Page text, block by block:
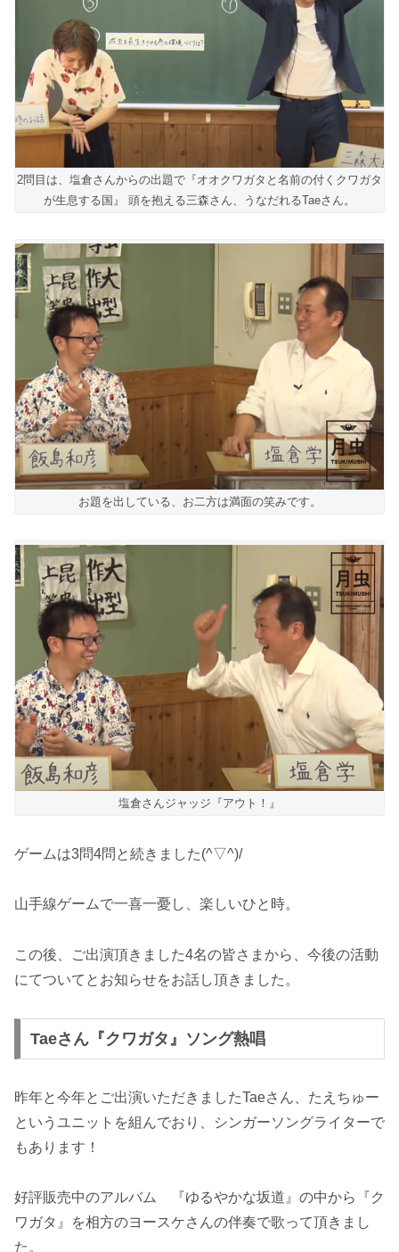
2問目は、塩倉さんからの出題で『オオクワガタと名前の付くクワガタ
が生息する国』 頭を抱える三森さん、うなだれるTaeさん。
お題を出している、お二方は満面の笑みです。
塩倉さんジャッジ『アウト！』
ゲームは3問4問と続きました(^▽^)/
山手線ゲームで一喜一憂し、楽しいひと時。
この後、ご出演頂きました4名の皆さまから、今後の活動
にてついてとお知らせをお話し頂きました。
Taeさん『クワガタ』ソング熱唱
昨年と今年とご出演いただきましたTaeさん、たえちゅー
というユニットを組んでおり、シンガーソングライターで
もあります！
好評販売中のアルバム 『ゆるやかな坂道』の中から『ク
ワガタ』を相方のヨースケさんの伴奏で歌って頂きまし
た。